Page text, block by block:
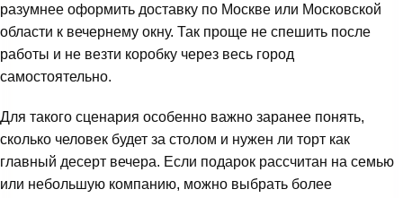
разумнее оформить доставку по Москве или Московской
области к вечернему окну. Так проще не спешить после
работы и не везти коробку через весь город
самостоятельно.
Для такого сценария особенно важно заранее понять,
сколько человек будет за столом и нужен ли торт как
главный десерт вечера. Если подарок рассчитан на семью
или небольшую компанию, можно выбрать более